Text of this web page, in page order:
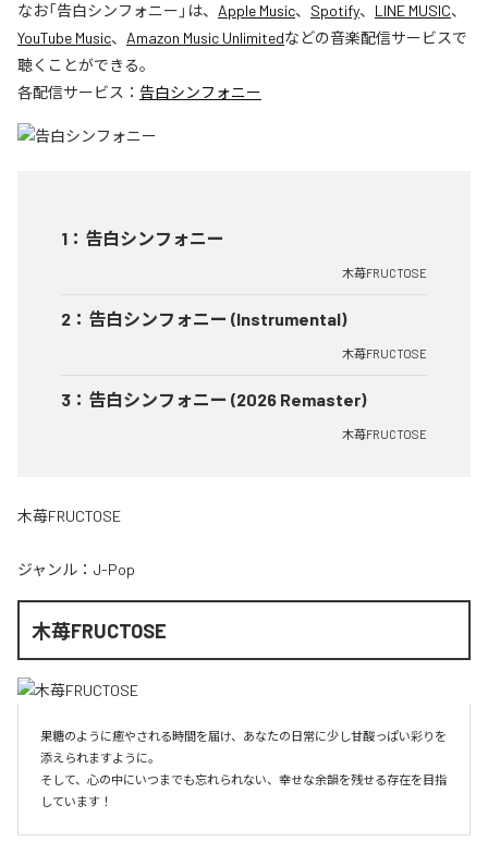
なお「告白シンフォニー 」は、 Apple Music、 Spotify、 LINE MUSIC、
YouTube Music、 Amazon Music Unlimitedなどの音楽配信サービスで
聴くことができる。
各配信サービス： 告白シンフォニー
1 ： 告白シンフォニー
木苺FRUCTOSE
2 ： 告白シンフォニー (Instrumental)
木苺FRUCTOSE
3 ： 告白シンフォニー (2026 Remaster)
木苺FRUCTOSE
木苺FRUCTOSE
ジャンル： J-Pop
木苺FRUCTOSE
果糖のように癒やされる時間を届け、あなたの日常に少し甘酸っぱい彩りを
添えられますように。
そして、心の中にいつまでも忘れられない、幸せな余韻を残せる存在を目指
しています！